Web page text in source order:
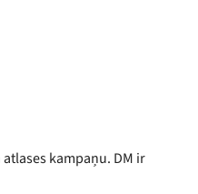
kampaņu. DM ir